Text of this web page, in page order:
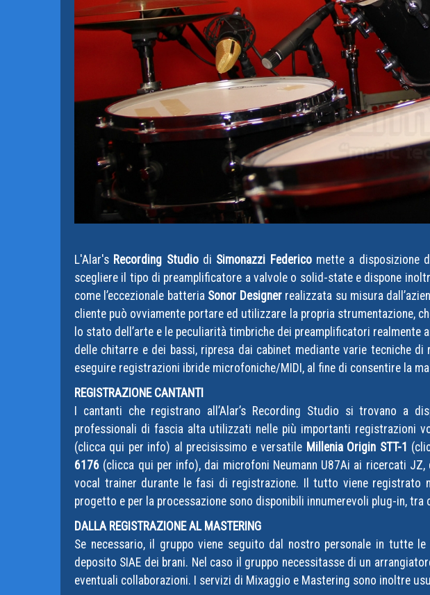
L'Alar's Recording Studiodi Simonazzi Federicomette a disposizione
scegliere il tipo di preamplificatore a valvole o solid-state e dispone
come l’eccezionale batteria Sonor Designerrealizzata su misura
cliente può ovviamente portare ed utilizzare la propria strumentazione,
lo stato dell’arte e le peculiarità timbriche dei preamplificatori realmente
delle chitarre e dei bassi, ripresa dai cabinet mediante varie tecniche
eseguire registrazioni ibride microfoniche/MIDI, al fine di consentire la
REGISTRAZIONE CANTANTI
I cantanti che registrano all’Alar’s Recording Studio si trovano a
professionali di fascia alta utilizzati nelle più importanti
(clicca qui per info) al precisissimo e versatile Millenia Origin STT-1
6176 (clicca qui per info), dai microfoni Neumann U87Ai ai ricercati
vocal trainer durante le fasi di registrazione. Il tutto viene registrato
progetto e per la processazione sono disponibili innumerevoli plug-in, tra
DALLA REGISTRAZIONE AL MASTERING
Se necessario, il gruppo viene seguito dal nostro personale in tutte
deposito SIAE dei brani. Nel caso il gruppo necessitasse di un
eventuali collaborazioni. I servizi di Mixaggio e Mastering sono inoltre